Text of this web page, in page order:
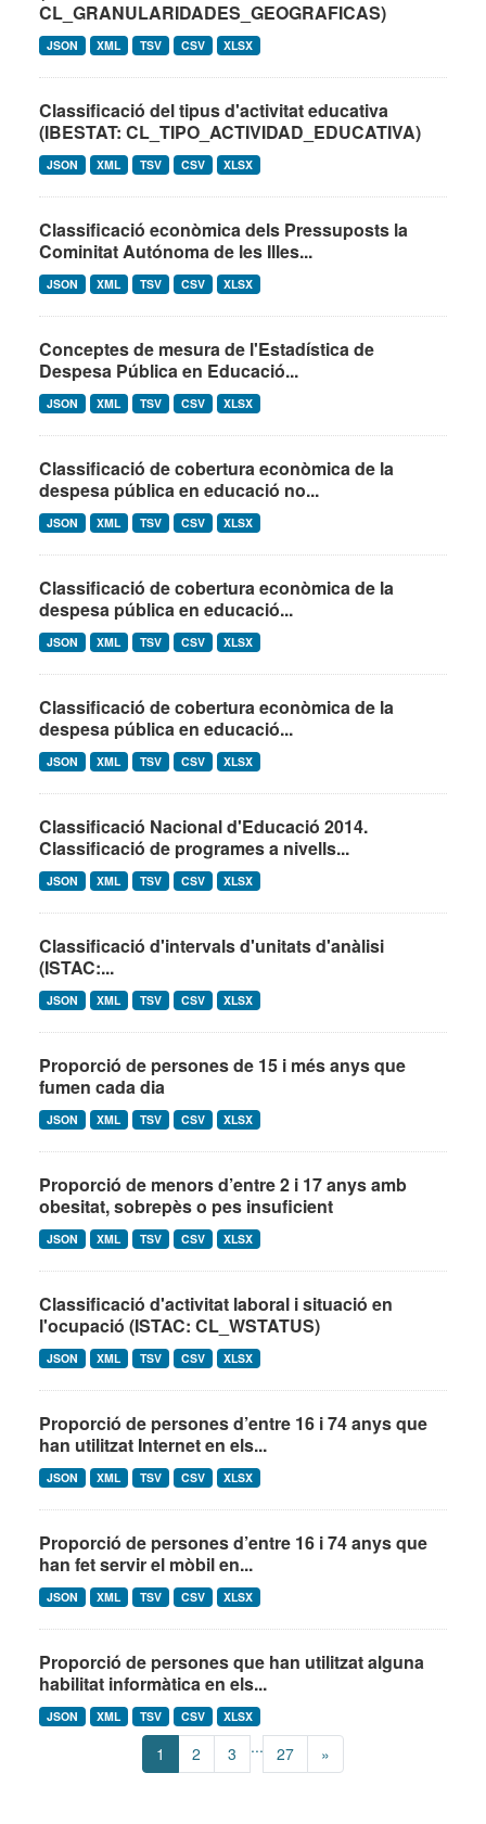
CL_GRANULARIDADES_GEOGRAFICAS)
JSON XML TSV CSV XLSX
Classificació del tipus d'activitat educativa
(IBESTAT: CL_TIPO_ACTIVIDAD_EDUCATIVA)
JSON XML TSV CSV XLSX
Classificació econòmica dels Pressuposts la
Cominitat Autónoma de les Illes...
JSON XML TSV CSV XLSX
Conceptes de mesura de l'Estadística de
Despesa Pública en Educació...
JSON XML TSV CSV XLSX
Classificació de cobertura econòmica de la
despesa pública en educació no...
JSON XML TSV CSV XLSX
Classificació de cobertura econòmica de la
despesa pública en educació...
JSON XML TSV CSV XLSX
Classificació de cobertura econòmica de la
despesa pública en educació...
JSON XML TSV CSV XLSX
Classificació Nacional d'Educació 2014.
Classificació de programes a nivells...
JSON XML TSV CSV XLSX
Classificació d'intervals d'unitats d'anàlisi
(ISTAC:...
JSON XML TSV CSV XLSX
Proporció de persones de 15 i més anys que
fumen cada dia
JSON XML TSV CSV XLSX
Proporció de menors d’entre 2 i 17 anys amb
obesitat, sobrepès o pes insuficient
JSON XML TSV CSV XLSX
Classificació d'activitat laboral i situació en
l'ocupació (ISTAC: CL_WSTATUS)
JSON XML TSV CSV XLSX
Proporció de persones d’entre 16 i 74 anys que
han utilitzat Internet en els...
JSON XML TSV CSV XLSX
Proporció de persones d’entre 16 i 74 anys que
han fet servir el mòbil en...
JSON XML TSV CSV XLSX
Proporció de persones que han utilitzat alguna
habilitat informàtica en els...
JSON XML TSV CSV XLSX
1 2 3 ... 27 »